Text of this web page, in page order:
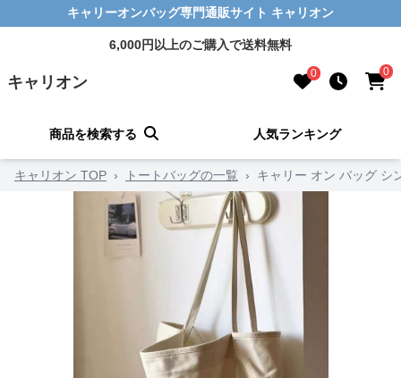
キャリーオンバッグ専門通販サイト キャリオン
6,000円以上のご購入で送料無料
キャリオン 0 0
商品を検索する 人気ランキング
キャリオン TOP › トートバッグの一覧 › キャリー オン バッグ シ